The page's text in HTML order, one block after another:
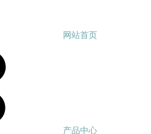
网站首页
产品中心